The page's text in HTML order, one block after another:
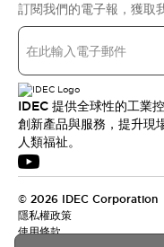
訂閱我們的電子報，獲取
IDEC 提供全球性的工業
創新產品與服務，提升現
人類福祉。
© 2026 IDEC Corporation
隱私權政策
使用條款